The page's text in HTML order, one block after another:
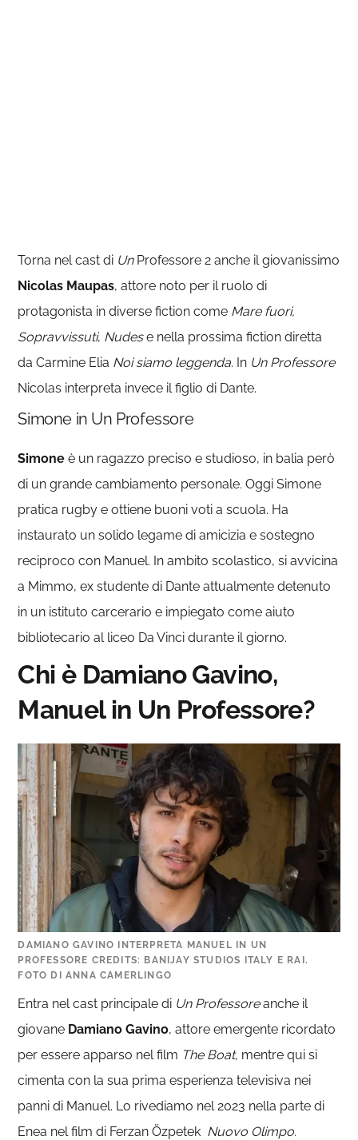
Torna nel cast di UnProfessore 2 anche il giovanissimo
Nicolas Maupas, attore noto per il ruolo di
protagonista in diverse fiction come Mare fuori,
Sopravvissuti, Nudese nella prossima fiction diretta
da Carmine Elia Noi siamo leggenda. In Un Professore
Nicolas interpreta invece il figlio di Dante.
Simone in Un Professore
Simoneè un ragazzo preciso e studioso, in balia però
di un grande cambiamento personale. Oggi Simone
pratica rugby e ottiene buoni voti a scuola. Ha
instaurato un solido legame di amicizia e sostegno
reciproco con Manuel. In ambito scolastico, si avvicina
a Mimmo, ex studente di Dante attualmente detenuto
in un istituto carcerario e impiegato come aiuto
bibliotecario al liceo Da Vinci durante il giorno.
Chi è Damiano Gavino,
Manuel in Un Professore?
DAMIANO GAVINO INTERPRETA MANUEL IN UN
PROFESSORE CREDITS: BANIJAY STUDIOS ITALY E RAI.
FOTO DI ANNA CAMERLINGO
Entra nel cast principale di Un Professoreanche il
giovane Damiano Gavino, attore emergente ricordato
per essere apparso nel film The Boat, mentre qui si
cimenta con la sua prima esperienza televisiva nei
panni di Manuel. Lo rivediamo nel 2023 nella parte di
Enea nel film di Ferzan Özpetek Nuovo Olimpo.